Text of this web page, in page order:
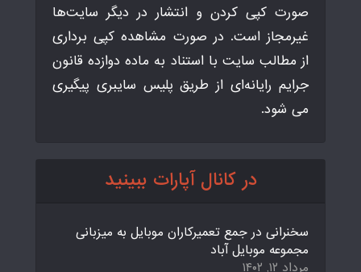
صورت کپی کردن و انتشار در دیگر سایت‌ها
غیرمجاز است. در صورت مشاهده کپی برداری
از مطالب سایت با استناد به ماده دوازده قانون
جرایم رایانه‌ای از طریق پلیس سایبری پیگیری
می شود.
در کانال آپارات ببینید
سخنرانی در جمع تعمیرکاران موبایل به میزبانی
مجموعه موبایل آباد